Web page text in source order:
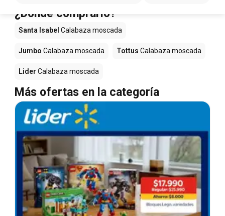
¿Dónde comprarlo?
Santa Isabel Calabaza moscada
Jumbo Calabaza moscada Tottus Calabaza moscada
Lider Calabaza moscada
Más ofertas en la categoría